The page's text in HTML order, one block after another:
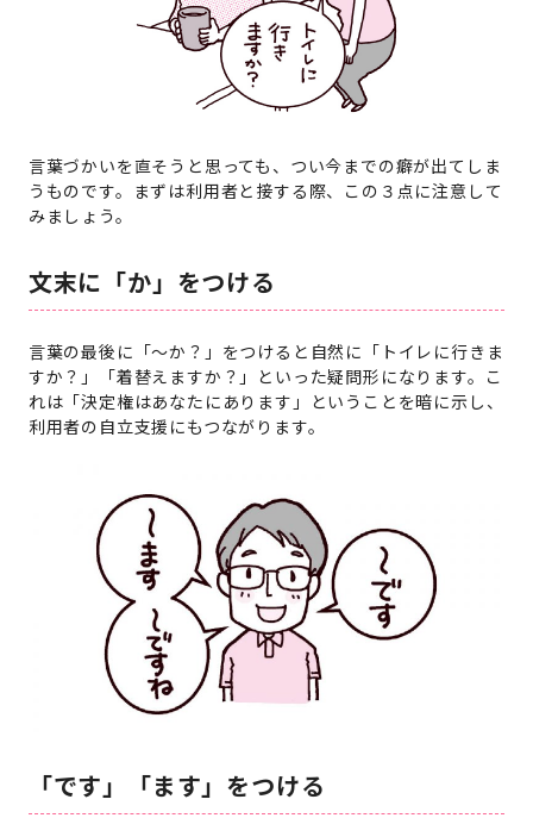
言葉づかいを直そうと思っても、つい今までの癖が出てしま
うものです。まずは利用者と接する際、この３点に注意して
みましょう。
文末に「か」をつける
言葉の最後に「～か？」をつけると自然に「トイレに行きま
すか？」「着替えますか？」といった疑問形になります。こ
れは「決定権はあなたにあります」ということを暗に示し、
利用者の自立支援にもつながります。
「です」「ます」をつける